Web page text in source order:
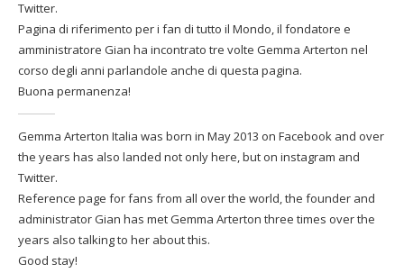
Twitter.
Pagina di riferimento per i fan di tutto il Mondo, il fondatore e
amministratore Gian ha incontrato tre volte Gemma Arterton nel
corso degli anni parlandole anche di questa pagina.
Buona permanenza!
Gemma Arterton Italia was born in May 2013 on Facebook and over
the years has also landed not only here, but on instagram and
Twitter.
Reference page for fans from all over the world, the founder and
administrator Gian has met Gemma Arterton three times over the
years also talking to her about this.
Good stay!